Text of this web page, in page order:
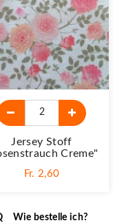
Jersey Stoff
Creme"
Fr. 2,60
Wie bestelle ich?